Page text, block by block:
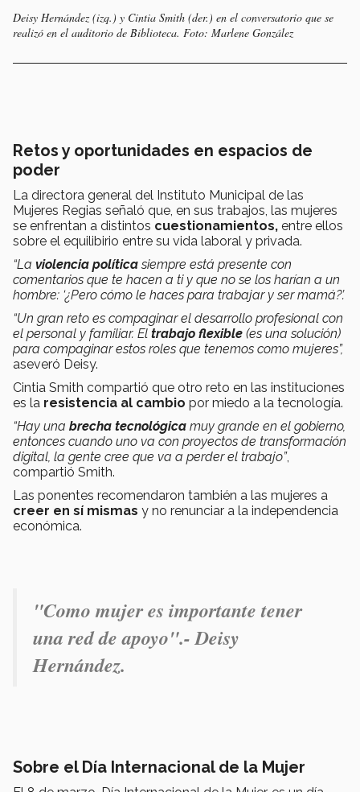
Deisy Hernández (izq.) y Cintia Smith (der.) en el conversatorio que se
realizó en el auditorio de Biblioteca. Foto: Marlene González
Retos y oportunidades en espacios de
poder
La directora general del Instituto Municipal de las
Mujeres Regias señaló que, en sus trabajos, las mujeres
se enfrentan a distintos cuestionamientos, entre ellos
sobre el equilibirio entre su vida laboral y privada.
“La violencia políticasiempre está presente con
comentarios que te hacen a ti y que no se los harían a un
hombre: ‘¿Pero cómo le haces para trabajar y ser mamá?’.
“Un gran reto es compaginar el desarrollo profesional con
el personal y familiar. El trabajo flexible (es una solución)
para compaginar estos roles que tenemos como mujeres”,
aseveró Deisy.
Cintia Smith compartió que otro reto en las instituciones
es la resistencia al cambio por miedo a la tecnología.
“Hay una brecha tecnológica muy grande en el gobierno,
entonces cuando uno va con proyectos de transformación
digital, la gente cree que va a perder el trabajo”,
compartió Smith.
Las ponentes recomendaron también a las mujeres a
creer en sí mismas y no renunciar a la independencia
económica.
"Como mujer es importante tener
una red de apoyo".- Deisy
Hernández.
Sobre el Día Internacional de la Mujer